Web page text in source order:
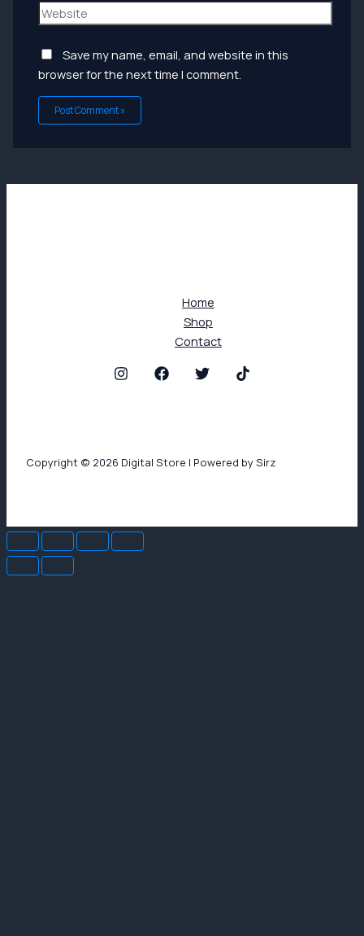
Save my name, email, and website in this
browser for the next time I comment.
Home
Shop
Contact
Copyright © 2026 Digital Store | Powered by Sirz